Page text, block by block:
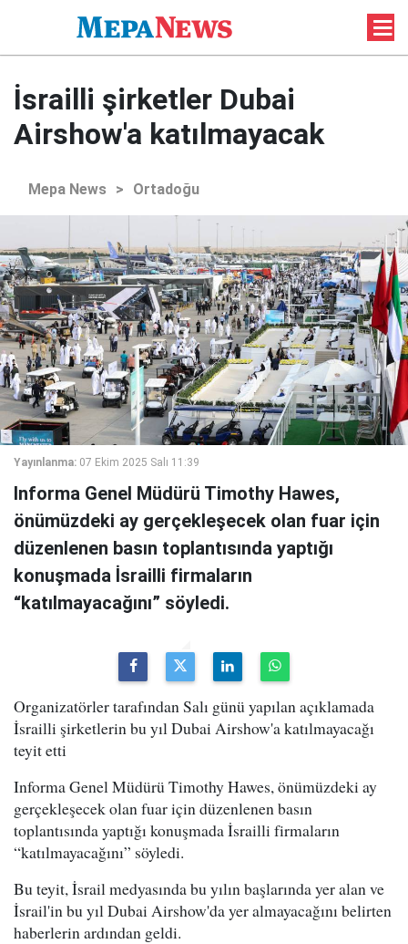
İsrailli şirketler Dubai
Airshow'a katılmayacak
Mepa News > Ortadoğu
Yayınlanma: 07 Ekim 2025 Salı 11:39
Informa Genel Müdürü Timothy Hawes,
önümüzdeki ay gerçekleşecek olan fuar için
düzenlenen basın toplantısında yaptığı
konuşmada İsrailli firmaların
“katılmayacağını” söyledi.
Organizatörler tarafından Salı günü yapılan açıklamada
İsrailli şirketlerin bu yıl Dubai Airshow'a katılmayacağı
teyit etti
Informa Genel Müdürü Timothy Hawes, önümüzdeki ay
gerçekleşecek olan fuar için düzenlenen basın
toplantısında yaptığı konuşmada İsrailli firmaların
“katılmayacağını” söyledi.
Bu teyit, İsrail medyasında bu yılın başlarında yer alan ve
İsrail'in bu yıl Dubai Airshow'da yer almayacağını belirten
haberlerin ardından geldi.